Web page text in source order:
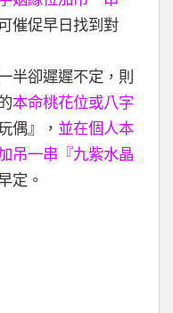
催促早日找到對
半卻遲遲不定，則
本命桃花位或八字
偶』， 並在個人本
吊一串『九紫水晶
定。